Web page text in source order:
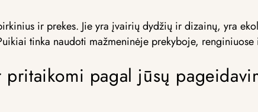
ir prekes. Jie yra įvairių dydžių ir dizainų, yra
tinka naudoti mažmeninėje prekyboje,
pagal jūsų